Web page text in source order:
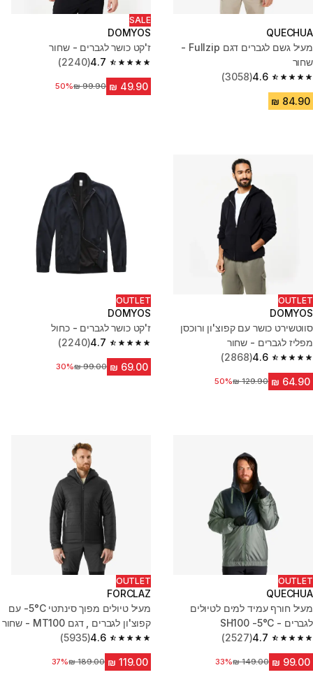
QUECHUA
מעיל גשם לגברים דגם Fullzip -
שחור
4.6
4.6 out of 5 stars from 3058 reviews
(3058)
SALE
DOMYOS
ז'קט כושר לגברים - שחור
4.7
4.7 out of 5 stars from 2240 reviews
(2240)
מחיר לפני הנחה‏99.90 ₪
50%
OUTLET
DOMYOS
סווטשירט כושר עם קפוצ'ון ורוכסן
מפליז לגברים - שחור
4.6
4.6 out of 5 stars from 2868 reviews
(2868)
מחיר לפני הנחה‏129.90 ₪
50%
OUTLET
DOMYOS
ז'קט כושר לגברים - כחול
4.7
4.7 out of 5 stars from 2240 reviews
(2240)
מחיר לפני הנחה‏99.00 ₪
30%
OUTLET
QUECHUA
מעיל חורף עמיד למים לטיולים
לגברים - SH100 -5°C
4.7
4.7 out of 5 stars from 2527 reviews
(2527)
מחיר לפני הנחה‏149.00 ₪
33%
OUTLET
FORCLAZ
מעיל טיולים מפוך סינתטי 5°C- עם
קפוצ'ון לגברים , דגם MT100 - שחור
4.6
4.6 out of 5 stars from 5935 reviews
(5935)
מחיר לפני הנחה
37%